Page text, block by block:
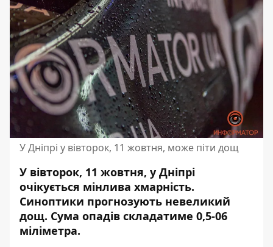
У Дніпрі у вівторок, 11 жовтня, може піти дощ
У вівторок, 11 жовтня, у Дніпрі
очікується мінлива хмарність.
Синоптики прогнозують невеликий
дощ. Сума опадів складатиме 0,5-06
міліметра.